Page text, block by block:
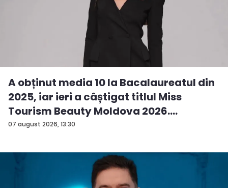
07 august 2026, 13:30
A obținut media 10 la Bacalaureatul din
2025, iar ieri a câștigat titlul Miss
Tourism Beauty Moldova 2026.
Andreea...